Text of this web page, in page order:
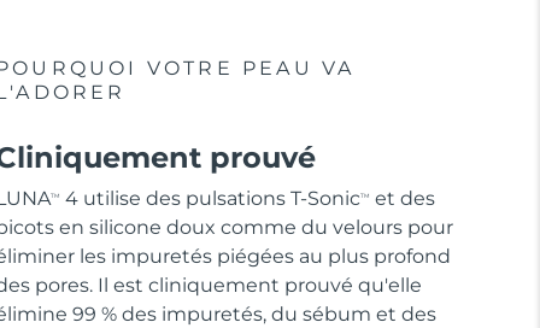
VOTRE PEAU VA
prouvé
TM 4 utilise des pulsations T-SonicTM
et des
en silicone doux comme du velours pour
les impuretés piégées au plus profond
pores. Il est cliniquement prouvé qu'elle
99 % des impuretés, du sébum et des